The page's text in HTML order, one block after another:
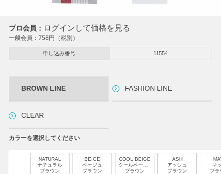
プロ会員： ログインして価格を見る
一般会員： 758円（税別）
申し込み番号 11554
カラーを選択してください
NATURAL
ナチュラル
ブラウン
BEIGE
ベージュ
ブラウン
COOL BEIGE
クールベージュ
ブラウン
ASH
アッシュ
ブラウン
マ
ブラ
BROWN LINE FASHION LINE
CLEAR